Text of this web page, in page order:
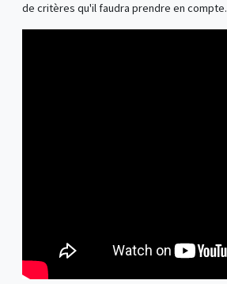
de critères qu'il faudra prendre en compte.